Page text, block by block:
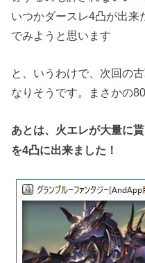
いつかダースレ4凸が出来
でみようと思います
と、いうわけで、次回の
なりそうです。まさかの
あとは、火エレが大量に
を4凸に出来ました！